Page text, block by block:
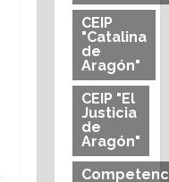
CEIP
"Catalina
de
Aragón"
CEIP "El
Justicia
de
Aragón"